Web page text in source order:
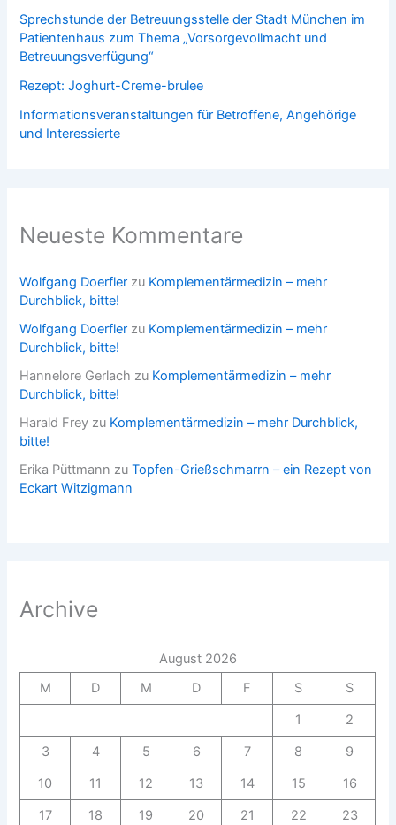
Sprechstunde der Betreuungsstelle der Stadt München im
Patientenhaus zum Thema „Vorsorgevollmacht und
Betreuungsverfügung“
Rezept: Joghurt-Creme-brulee
Informationsveranstaltungen für Betroffene, Angehörige
und Interessierte
Neueste Kommentare
Wolfgang Doerfler zu Komplementärmedizin – mehr
Durchblick, bitte!
Wolfgang Doerfler zu Komplementärmedizin – mehr
Durchblick, bitte!
Hannelore Gerlach zu Komplementärmedizin – mehr
Durchblick, bitte!
Harald Frey zu Komplementärmedizin – mehr Durchblick,
bitte!
Erika Püttmann zuTopfen-Grießschmarrn – ein Rezept von
Eckart Witzigmann
Archive
August 2026
M
D M D F S
S
1
2
3
4 5 6 7 8
9
10
11 12 13 14 15
16
17
18 19 20 21 22
23